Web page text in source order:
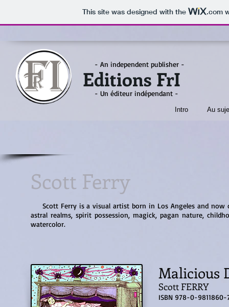
This site was designed with the .com
- An independent publisher -
Editions FrI
- Un éditeur indépendant -
Intro Au
Scott Ferry
Scott Ferry is a visual artist born in Los Angeles and now
astral realms, spirit possession, magick, pagan nature,
watercolor.
Malicious
Scott FERRY
ISBN 978-0-